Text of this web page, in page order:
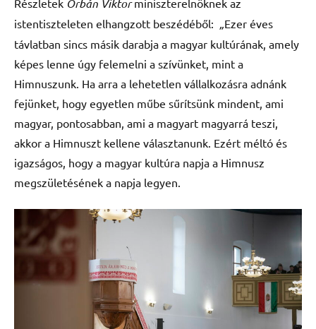
Orbán Viktor
istentiszteleten elhangzott beszédéből: „Ezer éves
távlatban sincs másik darabja a magyar kultúrának, amely
képes lenne úgy felemelni a szívünket, mint a
Himnuszunk. Ha arra a lehetetlen vállalkozásra adnánk
fejünket, hogy egyetlen műbe sűrítsünk mindent, ami
magyar, pontosabban, ami a magyart magyarrá teszi,
akkor a Himnuszt kellene választanunk. Ezért méltó és
igazságos, hogy a magyar kultúra napja a Himnusz
megszületésének a napja legyen.